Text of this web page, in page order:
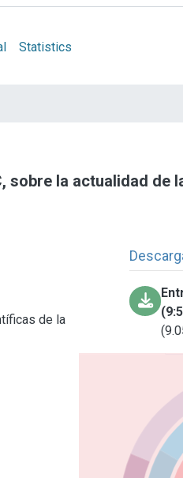
Statistics
sobre la actualidad de
de la